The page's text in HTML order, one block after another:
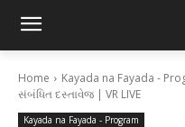
Home Kayada na Fayada -
સંબંધિત દસ્તાવેજ | VR LIVE
Kayada na Fayada - Program